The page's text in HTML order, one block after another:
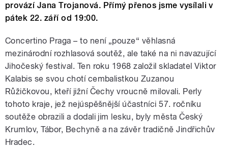
provází Jana Trojanová. Přímý přenos jsme vysílali v
pátek 22. září od 19:00.
Concertino Praga – to není „pouze“ věhlasná
mezinárodní rozhlasová soutěž, ale také na ni navazující
Jihočeský festival. Ten roku 1968 založil skladatel Viktor
Kalabis se svou chotí cembalistkou Zuzanou
Růžičkovou, kteří jižní Čechy vroucně milovali. Perly
tohoto kraje, jež nejúspěšnější účastníci 57. ročníku
soutěže obrazili a dodali jim lesku, byly města Český
Krumlov, Tábor, Bechyně a na závěr tradičně Jindřichův
Hradec.